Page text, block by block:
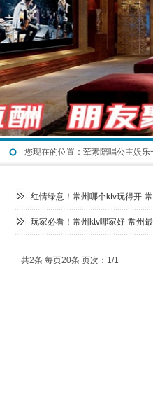
您现在的位置： 荤素陪唱公主娱乐
红情绿意！常州哪个ktv玩得开-
玩家必看！常州ktv哪家好-常州
共2条 每页20条 页次：1/1